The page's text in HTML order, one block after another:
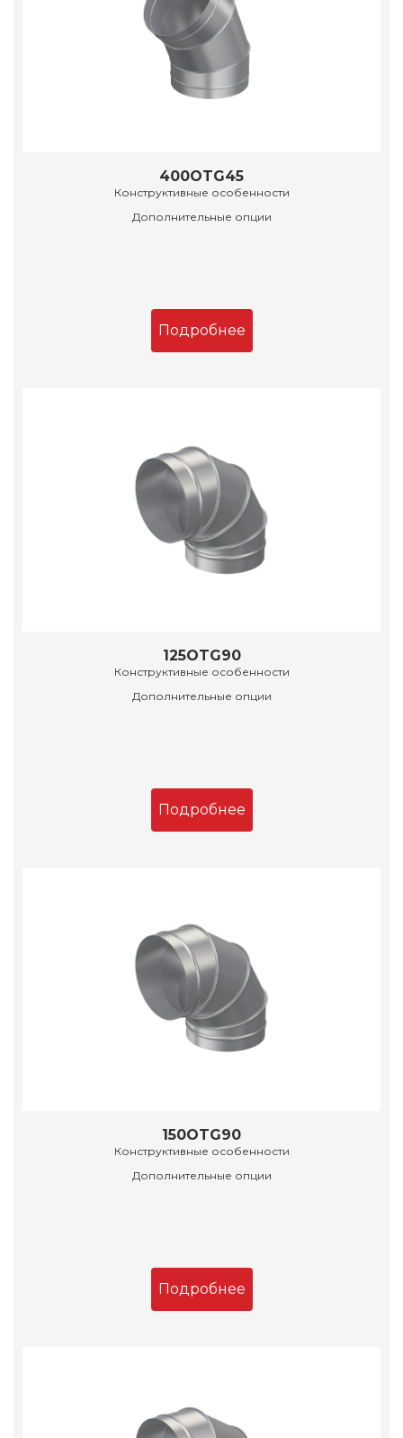
400OTG45
Конструктивные особенности
Дополнительные опции
Подробнее
125OTG90
Конструктивные особенности
Дополнительные опции
Подробнее
150OTG90
Конструктивные особенности
Дополнительные опции
Подробнее